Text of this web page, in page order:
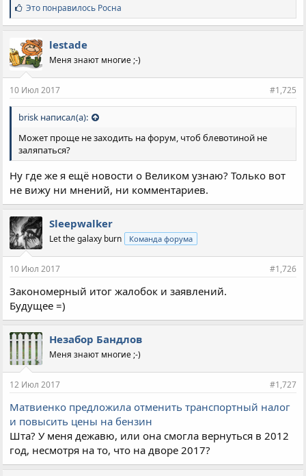
С
и
м
п
а
т
и
:
Это понравилось Росна
lestade
Меня знают многие ;-)
10 Июл 2017 #1,725
brisk написал(а):
Может проще не заходить на форум, чтоб блевотиной не
заляпаться?
Ну где же я ещё новости о Великом узнаю? Только вот
не вижу ни мнений, ни комментариев.
Sleepwalker
Let the galaxy burn Команда форума
10 Июл 2017 #1,726
Закономерный итог жалобок и заявлений.
Будущее =)
Незабор Бандлов
Меня знают многие ;-)
12 Июл 2017 #1,727
Матвиенко предложила отменить транспортный налог
и повысить цены на бензин
Шта? У меня дежавю, или она смогла вернуться в 2012
год, несмотря на то, что на дворе 2017?